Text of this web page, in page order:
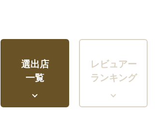
選出店
一覧
レビュアー
ランキング